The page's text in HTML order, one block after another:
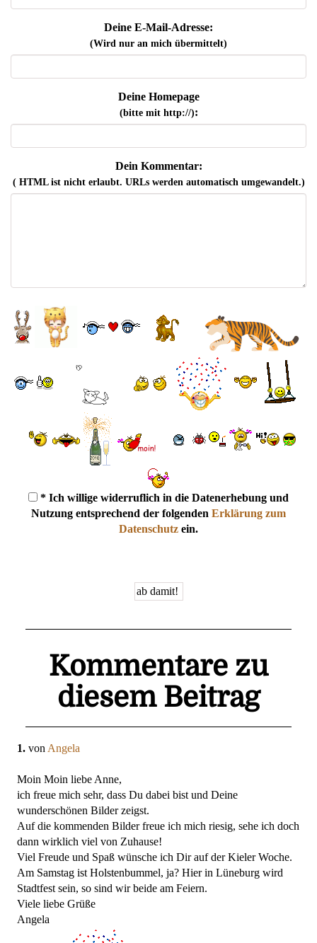
Deine E-Mail-Adresse:
(Wird nur an mich übermittelt)
Deine Homepage
(bitte mit http://):
Dein Kommentar:
( HTML ist nichterlaubt. URLs werden automatisch umgewandelt.)
* Ich willige widerruflich in die Datenerhebung und
Nutzung entsprechend der folgenden Erklärung zum
Datenschutz ein.
Kommentare zu
diesem Beitrag
1. von Angela
Moin Moin liebe Anne,
ich freue mich sehr, dass Du dabei bist und Deine
wunderschönen Bilder zeigst.
Auf die kommenden Bilder freue ich mich riesig, sehe ich doch
dann wirklich viel von Zuhause!
Viel Freude und Spaß wünsche ich Dir auf der Kieler Woche.
Am Samstag ist Holstenbummel, ja? Hier in Lüneburg wird
Stadtfest sein, so sind wir beide am Feiern.
Viele liebe Grüße
Angela